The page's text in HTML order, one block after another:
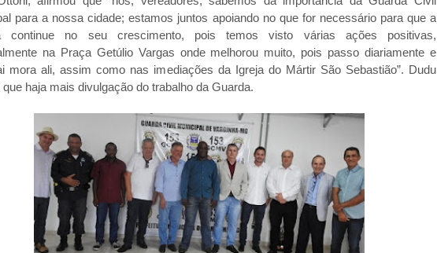
para a nossa cidade; estamos juntos apoiando no que for necessário para que a
continue no seu crescimento, pois temos visto várias ações positivas,
na Praça Getúlio Vargas onde melhorou muito, pois passo diariamente e
mora ali, assim como nas imediações da Igreja do Mártir São Sebastião”. Dudu
haja mais divulgação do trabalho da Guarda.